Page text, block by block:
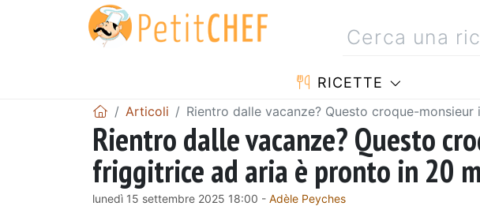
RICETTE
Articoli Rientro dalle vacanze? Questo croque-
Rientro dalle vacanze? Questo
friggitrice ad aria è pronto in 20
lunedì 15 settembre 2025 18:00 - Adèle Peyches